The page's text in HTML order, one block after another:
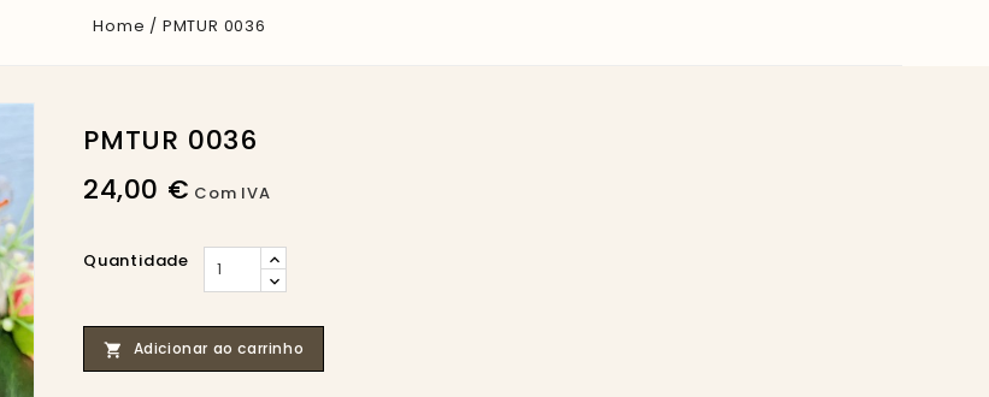
Home PMTUR 0036
PMTUR 0036
24,00 €
Com IVA
Quantidade
 Adicionar ao carrinho